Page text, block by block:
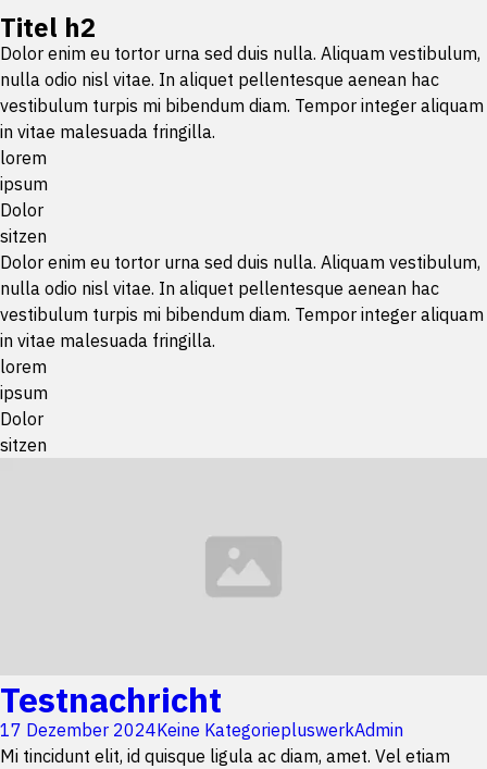
Titel h2
Dolor enim eu tortor urna sed duis nulla. Aliquam vestibulum,
nulla odio nisl vitae. In aliquet pellentesque aenean hac
vestibulum turpis mi bibendum diam. Tempor integer aliquam
in vitae malesuada fringilla.
lorem
ipsum
Dolor
sitzen
Dolor enim eu tortor urna sed duis nulla. Aliquam vestibulum,
nulla odio nisl vitae. In aliquet pellentesque aenean hac
vestibulum turpis mi bibendum diam. Tempor integer aliquam
in vitae malesuada fringilla.
lorem
ipsum
Dolor
sitzen
Testnachricht
17 Dezember 2024Keine KategoriepluswerkAdmin
Mi tincidunt elit, id quisque ligula ac diam, amet. Vel etiam